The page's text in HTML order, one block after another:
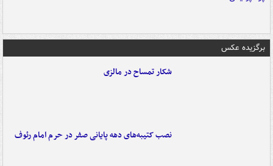
برگزیده عکس
شکار تمساح در مالزی
نصب کتیبه‌های دهه پایانی صفر در حرم امام رئوف